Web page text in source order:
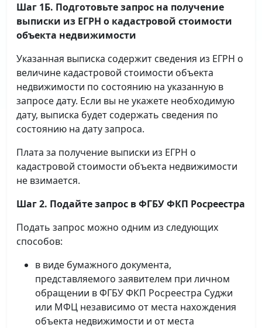
Шаг 1Б. Подготовьте запрос на получение
выписки из ЕГРН о кадастровой стоимости
объекта недвижимости
Указанная выписка содержит сведения из ЕГРН о
величине кадастровой стоимости объекта
недвижимости по состоянию на указанную в
запросе дату. Если вы не укажете необходимую
дату, выписка будет содержать сведения по
состоянию на дату запроса.
Плата за получение выписки из ЕГРН о
кадастровой стоимости объекта недвижимости
не взимается.
Шаг 2. Подайте запрос в ФГБУ ФКП Росреестра
Подать запрос можно одним из следующих
способов:
в виде бумажного документа,
представляемого заявителем при личном
обращении в ФГБУ ФКП Росреестра Суджи
или МФЦ независимо от места нахождения
объекта недвижимости и от места